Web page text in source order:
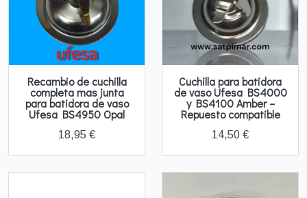
Recambio de cuchilla
completa mas junta
para batidora de vaso
Ufesa BS4950 Opal
18,95 €
Cuchilla para batidora
de vaso Ufesa BS4000
y BS4100 Amber –
Repuesto compatible
14,50 €